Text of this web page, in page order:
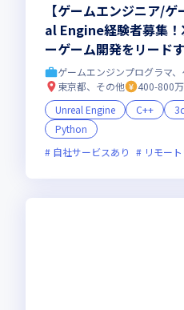
【ゲームエンジニア/
al Engine経験者募集
ーゲーム開発をリード
次昇給率8％！（過去7
ゲームエンジンプログラマ
東京都、その他
400-800
Unreal Engine
C++
Python
自社サービスあり
リモー